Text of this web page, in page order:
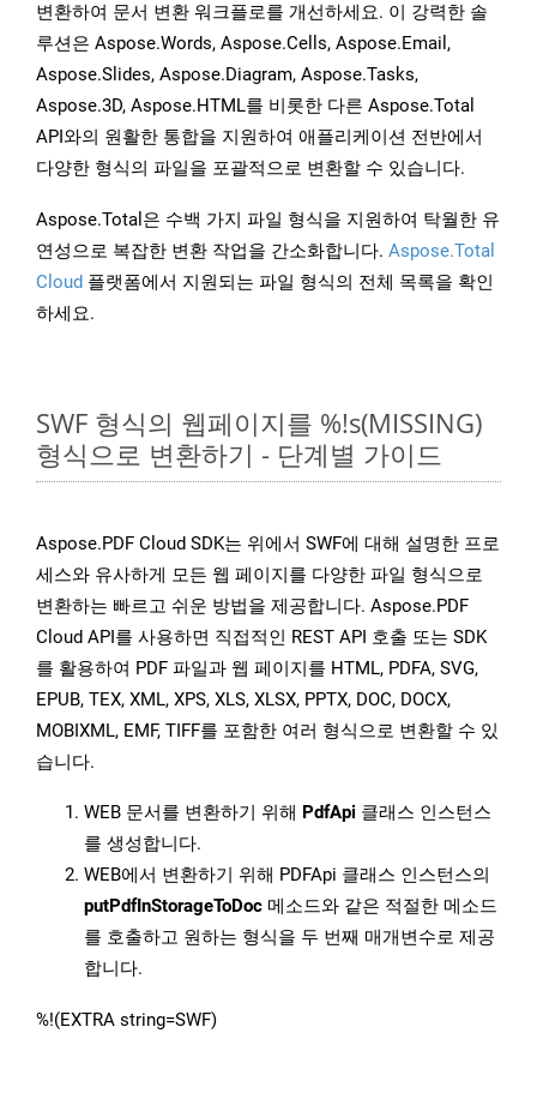
변환하여 문서 변환 워크플로를 개선하세요. 이 강력한 솔
루션은 Aspose.Words, Aspose.Cells, Aspose.Email,
Aspose.Slides, Aspose.Diagram, Aspose.Tasks,
Aspose.3D, Aspose.HTML를 비롯한 다른 Aspose.Total
API와의 원활한 통합을 지원하여 애플리케이션 전반에서
다양한 형식의 파일을 포괄적으로 변환할 수 있습니다.
Aspose.Total은 수백 가지 파일 형식을 지원하여 탁월한 유
연성으로 복잡한 변환 작업을 간소화합니다. Aspose.Total
Cloud 플랫폼에서 지원되는 파일 형식의 전체 목록을 확인
하세요.
SWF 형식의 웹페이지를 %!s(MISSING)
형식으로 변환하기 - 단계별 가이드
Aspose.PDF Cloud SDK는 위에서 SWF에 대해 설명한 프로
세스와 유사하게 모든 웹 페이지를 다양한 파일 형식으로
변환하는 빠르고 쉬운 방법을 제공합니다. Aspose.PDF
Cloud API를 사용하면 직접적인 REST API 호출 또는 SDK
를 활용하여 PDF 파일과 웹 페이지를 HTML, PDFA, SVG,
EPUB, TEX, XML, XPS, XLS, XLSX, PPTX, DOC, DOCX,
MOBIXML, EMF, TIFF를 포함한 여러 형식으로 변환할 수 있
습니다.
WEB 문서를 변환하기 위해 PdfApi 클래스 인스턴스
를 생성합니다.
WEB에서 변환하기 위해 PDFApi 클래스 인스턴스의
putPdfInStorageToDoc 메소드와 같은 적절한 메소드
를 호출하고 원하는 형식을 두 번째 매개변수로 제공
합니다.
%!(EXTRA string=SWF)